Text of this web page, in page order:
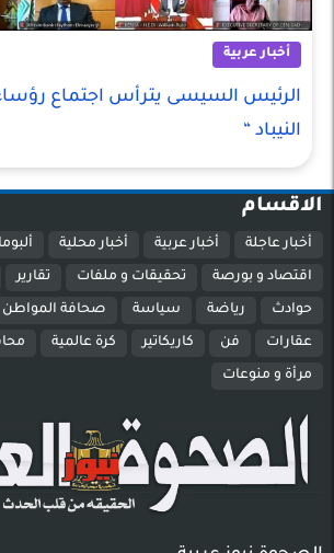
أخبار عربية
الرئيس السيسى يترأس اجتماع
النيباد “
الاقسام
أخبار عاجلة أخبار عربية أخبار محلية
اقتصاد و بورصة تحقيقات و ملفات تقارير
حوادث رياضة سياسة صحافة المواطن
عقارات فن كاريكاتير كرة عالمية
مرأة و منوعات